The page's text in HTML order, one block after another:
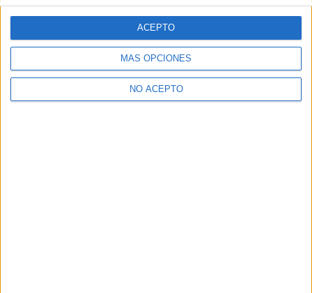
MÁS OPCIONES
NO ACEPTO
ACEPTO
Y como regalo de agradecimiento, por registrarte te daremos
gratis una copia de nuestro ebook con 100 consejos para tu
primer año de universidad